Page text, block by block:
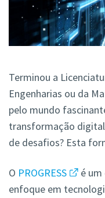
Terminou a
Engenharias ou da
pelo mundo
transformação digital
de desafios? Esta
O PROGRESS
é um
enfoque em